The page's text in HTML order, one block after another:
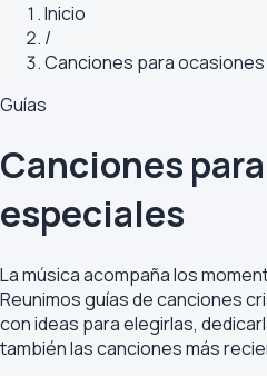
Inicio
/
Canciones para
Guías
Canciones
especiales
La música acompaña los
Reunimos guías de canciones
con ideas para elegirlas,
también lascanciones más